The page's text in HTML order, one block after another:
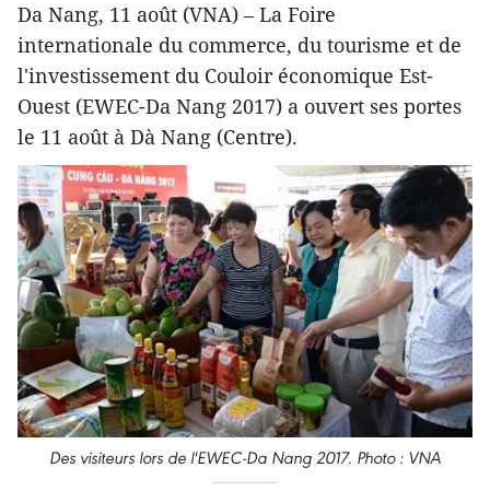
Da Nang, 11 août (VNA) – La Foire
internationale du commerce, du tourisme et de
l'investissement du Couloir économique Est-
Ouest (EWEC-Da Nang 2017) a ouvert ses portes
le 11 août à Dà Nang (Centre).
Des visiteurs lors de l'EWEC-Da Nang 2017. Photo : VNA